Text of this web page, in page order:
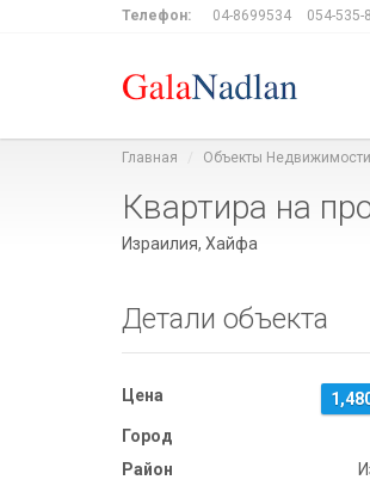
Телефон: 04-8699534 054-535-
Главная Объекты Недвижимости
Квартира на
Израилия, Хайфа
Детали объекта
Цена
Город
Район